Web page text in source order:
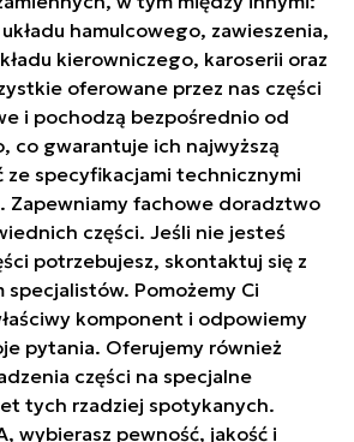
hamulcowego, zawieszenia,
kierowniczego, karoserii oraz
oferowane przez nas części
i pochodzą bezpośrednio od
co gwarantuje ich najwyższą
ze specyfikacjami technicznymi
Zapewniamy fachowe doradztwo
części. Jeśli nie jesteś
potrzebujesz, skontaktuj się z
specjalistów. Pomożemy Ci
komponent i odpowiemy
pytania. Oferujemy również
części na specjalne
tych rzadziej spotykanych.
wybierasz pewność, jakość i